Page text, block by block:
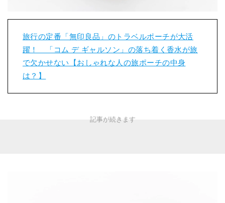
旅行の定番「無印良品」のトラベルポーチが大活
躍！ 「コム デ ギャルソン」の落ち着く香水が旅
で欠かせない【おしゃれな人の旅ポーチの中身
は？】